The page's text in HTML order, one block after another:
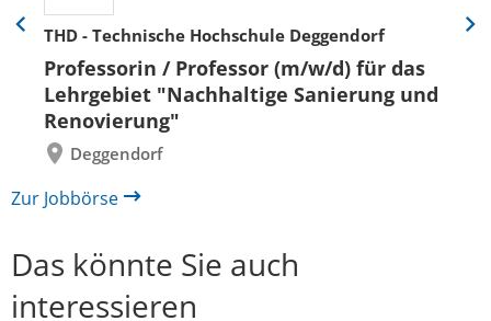
THD - Technische Hochschule Deggendorf
Professorin / Professor (m/w/d) für das
Lehrgebiet "Nachhaltige Sanierung und
Renovierung"
Deggendorf
Eine
zurück
Eine
Zur Jobbörse
Das könnte Sie auch
interessieren